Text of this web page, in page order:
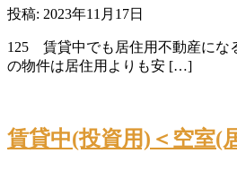
投稿: 2023年11月17日
125 賃貸中でも居住用不動産にな
の物件は居住用よりも安 […]
賃貸中(投資用)＜空室(